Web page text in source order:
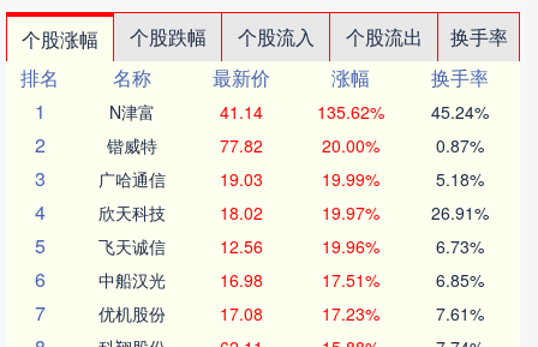
个股涨幅 个股跌幅 个股流入 个股流出
换手率
排名
名称 最新价 涨幅
换手率
1
N津富 41.14 135.62% 45.24%
2 锴威特 77.82 20.00% 0.87%
3 广哈通信 19.03 19.99% 5.18%
4 欣天科技 18.02 19.97% 26.91%
5 飞天诚信 12.56 19.96% 6.73%
6 中船汉光 16.98 17.51% 6.85%
7 优机股份 17.08 17.23% 7.61%